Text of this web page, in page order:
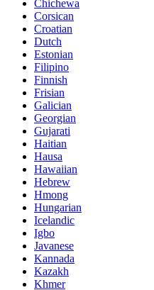
Chichewa
Corsican
Croatian
Dutch
Estonian
Filipino
Finnish
Frisian
Galician
Georgian
Gujarati
Haitian
Hausa
Hawaiian
Hebrew
Hmong
Hungarian
Icelandic
Igbo
Javanese
Kannada
Kazakh
Khmer